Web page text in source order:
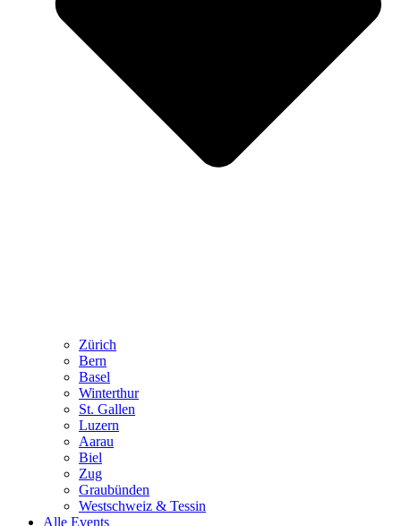
Zürich
Bern
Basel
Winterthur
St. Gallen
Luzern
Aarau
Biel
Zug
Graubünden
Westschweiz & Tessin
Alle Events